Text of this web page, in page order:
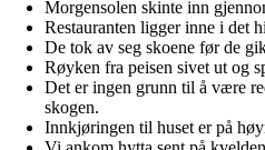
Morgensolen skinte inn
Restauranten ligger inne i det
De tok av seg skoene før de
Røyken fra peisen sivet ut og
Det er ingen grunn til å være
skogen.
Innkjøringen til huset er på